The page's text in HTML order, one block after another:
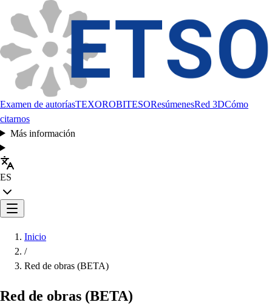
Examen de autoríasTEXOROBITESOResúmenesRed 3DCómo
citarnos
Más información
ES
Inicio
/
Red de obras (BETA)
Red de obras (BETA)